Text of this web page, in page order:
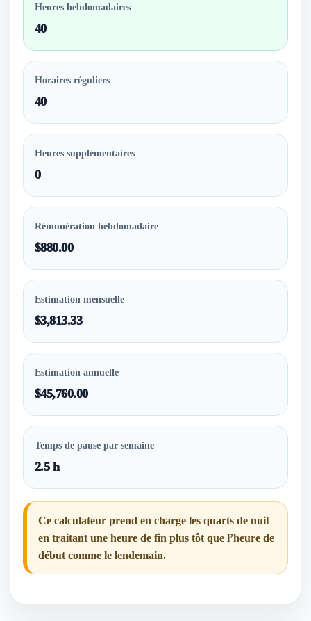
Heures hebdomadaires
40
Horaires réguliers
40
Heures supplémentaires
0
Rémunération hebdomadaire
$880.00
Estimation mensuelle
$3,813.33
Estimation annuelle
$45,760.00
Temps de pause par semaine
2.5 h
Ce calculateur prend en charge les quarts de nuit
en traitant une heure de fin plus tôt que l’heure de
début comme le lendemain.